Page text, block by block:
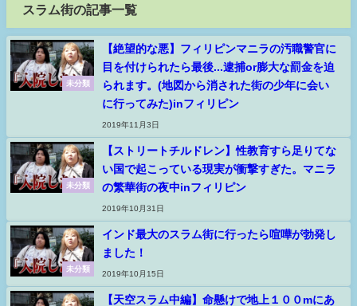
スラム街の記事一覧
未分類
【絶望的な悪】フィリピンマニラの汚職警官に
目を付けられたら最後...逮捕or膨大な罰金を迫
られます。(地図から消された街の少年に会い
に行ってみた)inフィリピン
2019年11月3日
未分類
【ストリートチルドレン】性教育すら足りてな
い国で起こっている現実が衝撃すぎた。マニラ
の繁華街の夜中inフィリピン
2019年10月31日
未分類
インド最大のスラム街に行ったら喧嘩が勃発し
ました！
2019年10月15日
【天空スラム中編】命懸けで地上１００mにあ